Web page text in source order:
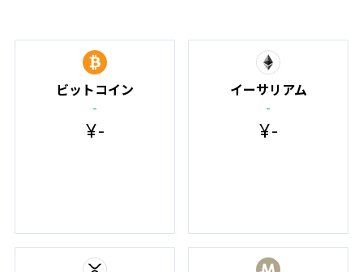
ビットコイン
-
¥-
イーサリアム
-
¥-